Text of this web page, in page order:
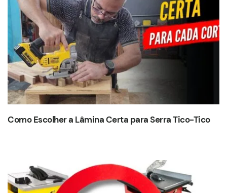
Como Escolher a Lâmina Certa para Serra Tico-Tico